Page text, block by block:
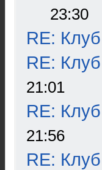
23:30
RE:
RE:
21:01
RE:
21:56
RE: